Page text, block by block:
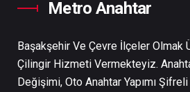
Metro Anahtar
Başakşehir Ve Çevre İlçeler Olmak
Çilingir Hizmeti Vermekteyiz.
Değişimi, Oto Anahtar Yapımı